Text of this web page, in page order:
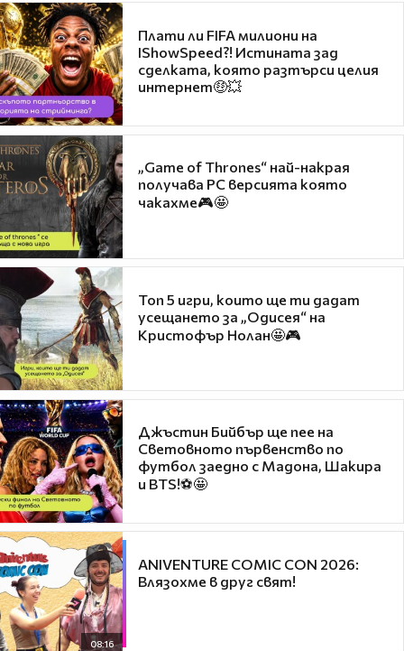
Плати ли FIFA милиони на
IShowSpeed?! Истината зад
сделката, която разтърси целия
интернет🤑💥
„Game of Thrones“ най-накрая
получава PC версията която
чакахме🎮🤩
Топ 5 игри, които ще ти дадат
усещането за „Одисея“ на
Кристофър Нолан🤩🎮
Джъстин Бийбър ще пее на
Световното първенство по
футбол заедно с Мадона, Шакира
и BTS!⚽🤩
08:16
ANIVENTURE COMIC CON 2026:
Влязохме в друг свят!